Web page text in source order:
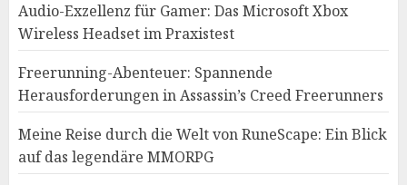
Audio-Exzellenz für Gamer: Das Microsoft Xbox
Wireless Headset im Praxistest
Freerunning-Abenteuer: Spannende
Herausforderungen in Assassin’s Creed Freerunners
Meine Reise durch die Welt von RuneScape: Ein Blick
auf das legendäre MMORPG